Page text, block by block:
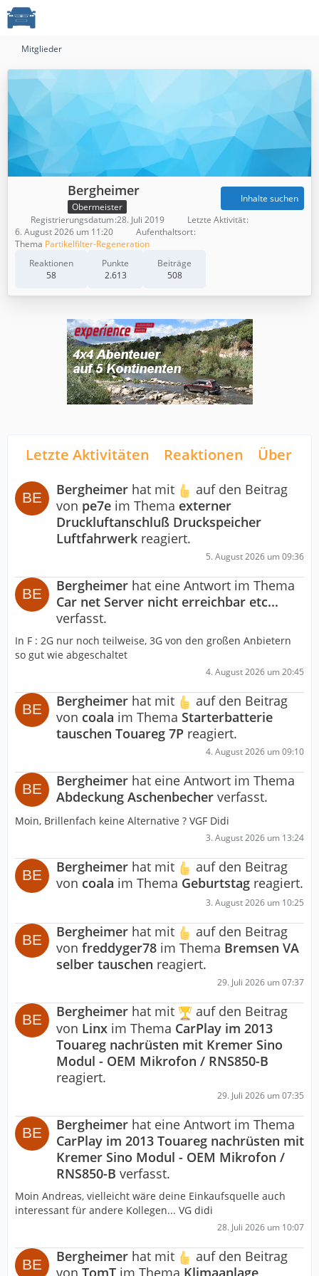
Mitglieder
Bergheimer
Obermeister
Reaktionen
58
Punkte
2.613
Beiträge
508
Inhalte suchen
Registrierungsdatum 28. Juli 2019
Letzte Aktivität
6. August 2026 um 11:20
Aufenthaltsort
Thema Partikelfilter-Regeneration
Letzte Aktivitäten Reaktionen Über
Bergheimer hat mit
auf den Beitrag
von pe7e im Thema externer
Druckluftanschluß Druckspeicher
Luftfahrwerk reagiert.
5. August 2026 um 09:36
Bergheimer hat eine Antwort im Thema
Car net Server nicht erreichbar etc...
verfasst.
In F : 2G nur noch teilweise, 3G von den großen Anbietern
so gut wie abgeschaltet
4. August 2026 um 20:45
Bergheimer hat mit
auf den Beitrag
von coala im Thema Starterbatterie
tauschen Touareg 7P reagiert.
4. August 2026 um 09:10
Bergheimer hat eine Antwort im Thema
Abdeckung Aschenbecher verfasst.
Moin, Brillenfach keine Alternative ? VGF Didi
3. August 2026 um 13:24
Bergheimer hat mit
auf den Beitrag
von coala im Thema Geburtstag reagiert.
3. August 2026 um 10:25
Bergheimer hat mit
auf den Beitrag
von freddyger78 im Thema Bremsen VA
selber tauschen reagiert.
29. Juli 2026 um 07:37
Bergheimer hat mit
auf den Beitrag
von Linx im Thema CarPlay im 2013
Touareg nachrüsten mit Kremer Sino
Modul - OEM Mikrofon / RNS850-B
reagiert.
29. Juli 2026 um 07:35
Bergheimer hat eine Antwort im Thema
CarPlay im 2013 Touareg nachrüsten mit
Kremer Sino Modul - OEM Mikrofon /
RNS850-B verfasst.
Moin Andreas, vielleicht wäre deine Einkaufsquelle auch
interessant für andere Kollegen... VG didi
28. Juli 2026 um 10:07
Bergheimer hat mit
auf den Beitrag
von TomT im Thema Klimaanlage